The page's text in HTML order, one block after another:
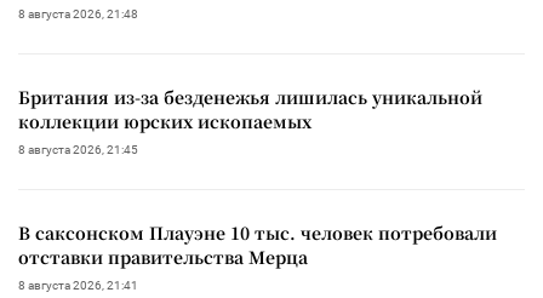
8 августа 2026, 21:48
Британия из-за безденежья лишилась уникальной
коллекции юрских ископаемых
8 августа 2026, 21:45
В саксонском Плауэне 10 тыс. человек потребовали
отставки правительства Мерца
8 августа 2026, 21:41